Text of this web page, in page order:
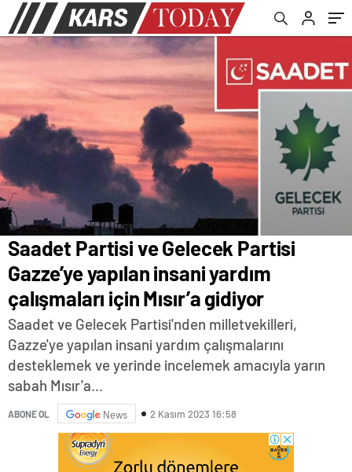
gidiyor
Saadet Partisi ve Gelecek Partisi
Gazze’ye yapılan insani yardım
çalışmaları için Mısır’a gidiyor
Saadet ve Gelecek Partisi'nden milletvekilleri,
Gazze'ye yapılan insani yardım çalışmalarını
desteklemek ve yerinde incelemek amacıyla yarın
sabah Mısır'a...
ABONE OL News 2 Kasım 2023 16:58
edilmesi